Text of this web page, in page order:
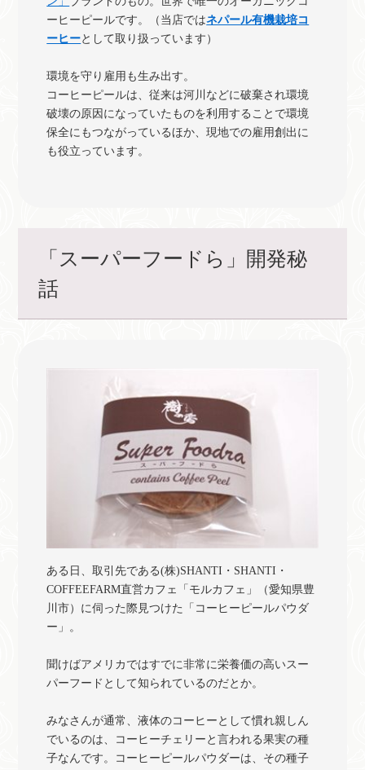
ーヒーピールです。（当店ではネパール有機栽培コ
ーヒーとして取り扱っています）
環境を守り雇用も生み出す。
コーヒーピールは、従来は河川などに破棄され環境
破壊の原因になっていたものを利用することで環境
保全にもつながっているほか、現地での雇用創出に
も役立っています。
「スーパーフードら」開発秘
話
ある日、取引先である(株)SHANTI・SHANTI・
COFFEEFARM直営カフェ「モルカフェ」（愛知県豊
川市）に伺った際見つけた「コーヒーピールパウダ
ー」。
聞けばアメリカではすでに非常に栄養価の高いスー
パーフードとして知られているのだとか。
みなさんが通常、液体のコーヒーとして慣れ親しん
でいるのは、コーヒーチェリーと言われる果実の種
子なんです。コーヒーピールパウダーは、その種子